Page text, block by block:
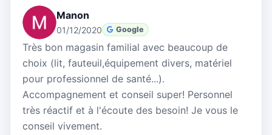
Manon
01/12/2020 Google
Très bon magasin familial avec beaucoup de
choix (lit, fauteuil,équipement divers, matériel
pour professionnel de santé...).
Accompagnement et conseil super! Personnel
très réactif et à l'écoute des besoin! Je vous le
conseil vivement.